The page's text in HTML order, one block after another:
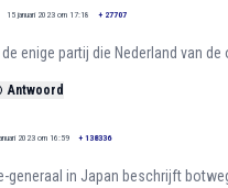
15 januari 2023 om 17:18 + 27707
de enige partij die Nederland van
Antwoord
2023 om 16:59 + 138336
generaal in Japan beschrijft